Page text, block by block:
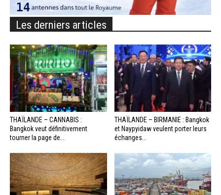
Les derniers articles
THAÏLANDE – CANNABIS :
Bangkok veut définitivement
tourner la page de...
THAÏLANDE – BIRMANIE : Bangkok
et Naypyidaw veulent porter leurs
échanges...